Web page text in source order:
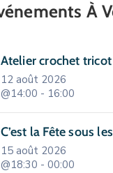
À
Atelier crochet tricot
12 août 2026
@14:00 - 16:00
C’est la Fête sous
15 août 2026
@18:30 - 00:00